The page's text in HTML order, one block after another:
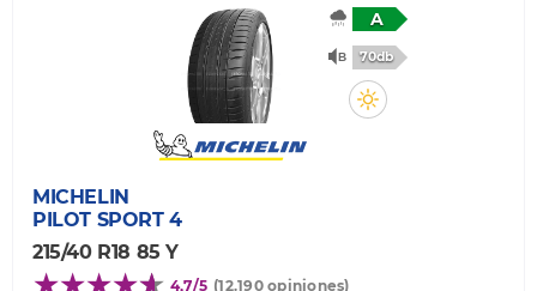
A
70db
MICHELIN
PILOT SPORT 4
215/40 R18 85 Y
4,7/5 (12.190 opiniones)